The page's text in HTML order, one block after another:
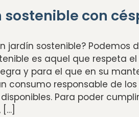
sostenible con
jardín sostenible? Podemos
es aquel que respeta
y para el que en su
consumo responsable de los
Para poder